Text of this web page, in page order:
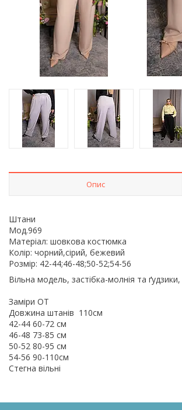
Опис
Штани
Мод.969
Матеріал: шовкова костюмка
Колір: чорний,сірий, бежевий
Розмір: 42-44;46-48;50-52;54-56
Вільна модель, застібка-молнія та
Заміри ОТ
Довжина штанів 110см
42-44 60-72 см
46-48 73-85 см
50-52 80-95 см
54-56 90-110см
Стегна вільні